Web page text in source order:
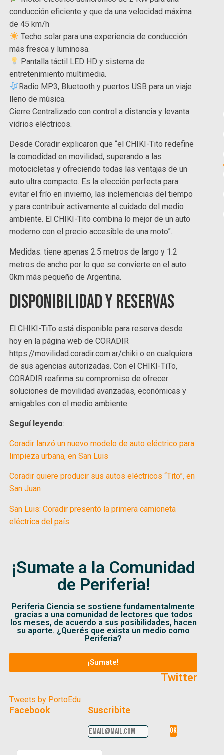
conducción eficiente y que da una velocidad máxima
de 45 km/h
Techo solar para una experiencia de conducción
más fresca y luminosa.
Pantalla táctil LED HD y sistema de
entretenimiento multimedia.
Radio MP3, Bluetooth y puertos USB para un viaje
lleno de música.
Cierre Centralizado con control a distancia y levanta
vidrios eléctricos.
Desde Coradir explicaron que “el CHIKI-Tito redefine
la comodidad en movilidad, superando a las
motocicletas y ofreciendo todas las ventajas de un
auto ultra compacto. Es la elección perfecta para
evitar el frío en invierno, las inclemencias del tiempo
y para contribuir activamente al cuidado del medio
ambiente. El CHIKI-Tito combina lo mejor de un auto
moderno con el precio accesible de una moto”.
Medidas: tiene apenas 2.5 metros de largo y 1.2
metros de ancho por lo que se convierte en el auto
0km más pequeño de Argentina.
Disponibilidad y Reservas
El CHIKI-TiTo está disponible para reserva desde
hoy en la página web de CORADIR
https://movilidad.coradir.com.ar/chiki o en cualquiera
de sus agencias autorizadas. Con el CHIKI-TiTo,
CORADIR reafirma su compromiso de ofrecer
soluciones de movilidad avanzadas, económicas y
amigables con el medio ambiente.
Seguí leyendo:
Coradir lanzó un nuevo modelo de auto eléctrico para
limpieza urbana, en San Luis
Coradir quiere producir sus autos eléctricos “Tito”, en
San Juan
San Luis: Coradir presentó la primera camioneta
eléctrica del país
¡Sumate a la Comunidad
de Periferia!
Periferia Ciencia se sostiene fundamentalmente
gracias a una comunidad de lectores que todos
los meses, de acuerdo a sus posibilidades, hacen
su aporte. ¿Querés que exista un medio como
Periferia?
¡Sumate!
Twitter
Tweets by PortoEdu
Facebook Suscribite